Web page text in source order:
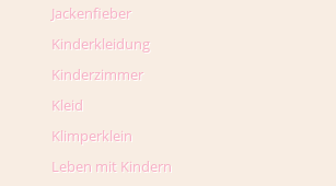
Jackenfieber
Kinderkleidung
Kinderzimmer
Kleid
Klimperklein
Leben mit Kindern